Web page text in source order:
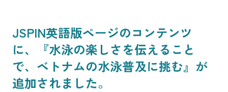
JSPIN英語版ページのコンテンツ
に、『水泳の楽しさを伝えること
で、ベトナムの水泳普及に挑む』が
追加されました。